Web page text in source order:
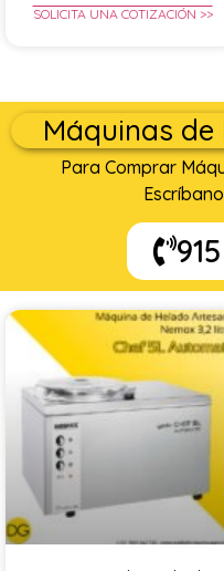
SOLICITA UNA COTIZACIÓN >>
Máquinas
Para Comprar